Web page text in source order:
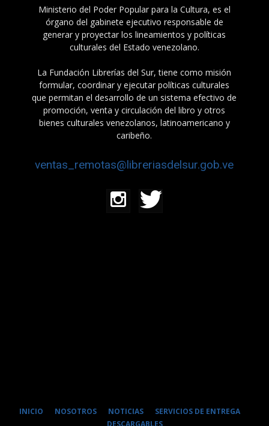
Ministerio del Poder Popular para la Cultura, es el
órgano del gabinete ejecutivo responsable de
generar y proyectar los lineamientos y políticas
culturales del Estado venezolano.
La Fundación Librerías del Sur, tiene como misión
formular, coordinar y ejecutar políticas culturales
que permitan el desarrollo de un sistema efectivo de
promoción, venta y circulación del libro y otros
bienes culturales venezolanos, latinoamericano y
caribeño.
ventas_remotas@libreriasdelsur.gob.ve
INICIO NOSOTROS NOTICIAS
SERVICIOS DE ENTREGA